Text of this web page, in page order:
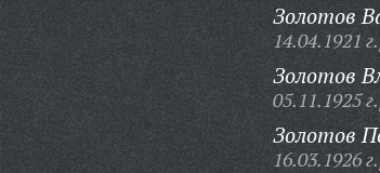
Золотов
14.04.1921
Золотов
05.11.1925
Золотов
16.03.1926